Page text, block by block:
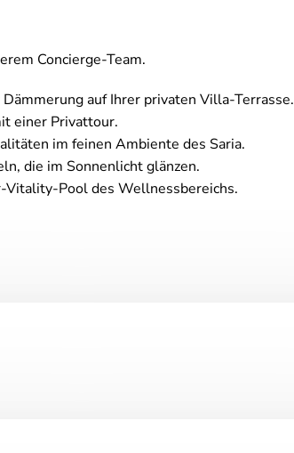
Concierge-Team.
auf Ihrer privaten Villa-Terrasse.
einer Privattour.
im feinen Ambiente des Saria.
die im Sonnenlicht glänzen.
Pool des Wellnessbereichs.